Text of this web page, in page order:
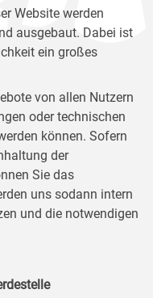
Website werden
ausgebaut. Dabei ist
ein großes
von allen Nutzern
oder technischen
können. Sofern
der
Sie das
uns sodann intern
und die notwendigen